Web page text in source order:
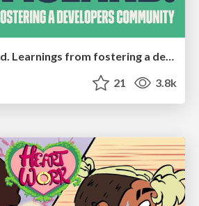
No one is an island. Learnings from fostering a developers community.
21 3.8k